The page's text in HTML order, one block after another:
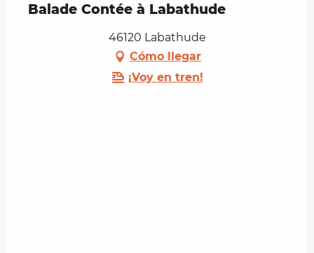
Balade Contée à Labathude
46120 Labathude
Cómo llegar
¡Voy en tren!